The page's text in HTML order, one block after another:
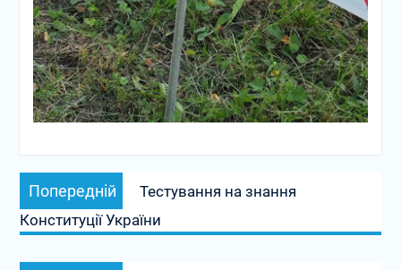
Навігація
записів
Попередній
запис:
Тестування на знання
Конституції України